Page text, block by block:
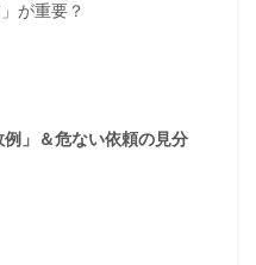
が重要？
」＆危ない依頼の見分